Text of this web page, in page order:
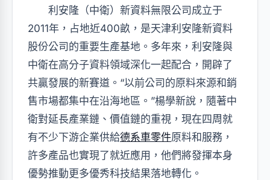
利安隆（中衛）新資料無限公司成立于
2011年，占地近400畝，是天津利安隆新資料
股份公司的重要生產基地。多年來，利安隆與
中衛在高分子資料領域深化一起配合，開辟了
共贏發展的新賽道。“以前公司的原料來源和銷
售市場都集中在沿海地區。”楊學新說，隨著中
衛對延長產業鏈、價值鏈的重視，現在四周就
有不少下游企業供給德系車零件原料和服務，
許多產品也實現了就近應用，他們將發揮本身
優勢推動更多優秀科技結果落地轉化。